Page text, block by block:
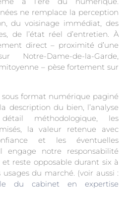
ne remplace la perception
du voisinage immédiat, des
de l’état réel d’entretien. À
direct – proximité d’une
Notre-Dame-de-la-Garde,
– pèse fortement sur
sous format numérique paginé
description du bien, l’analyse
méthodologique, les
la valeur retenue avec
et les éventuelles
engage notre responsabilité
reste opposable durant six à
du marché. (voir aussi :
du cabinet en expertise